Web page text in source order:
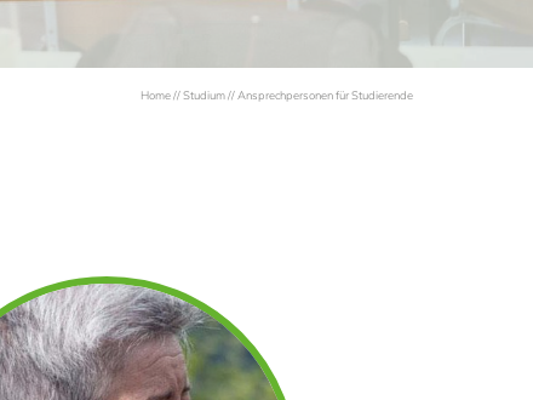
für Studierende
Theologie und Philosophie im Kontext
Brixner Philosophietage
Home//Studium//Ansprechpersonen für Studierende
Familie
Einwilligung Marketing*
*Pflichtfelder